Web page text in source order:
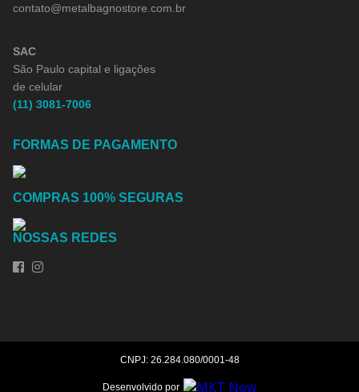
contato@metalbagnostore.com.br
SAC
São Paulo capital e ligações
de celular
(11) 3081-7006
FORMAS DE PAGAMENTO
COMPRAS 100% SEGURAS
NOSSAS REDES
CNPJ: 26.284.080/0001-48
Desenvolvido por